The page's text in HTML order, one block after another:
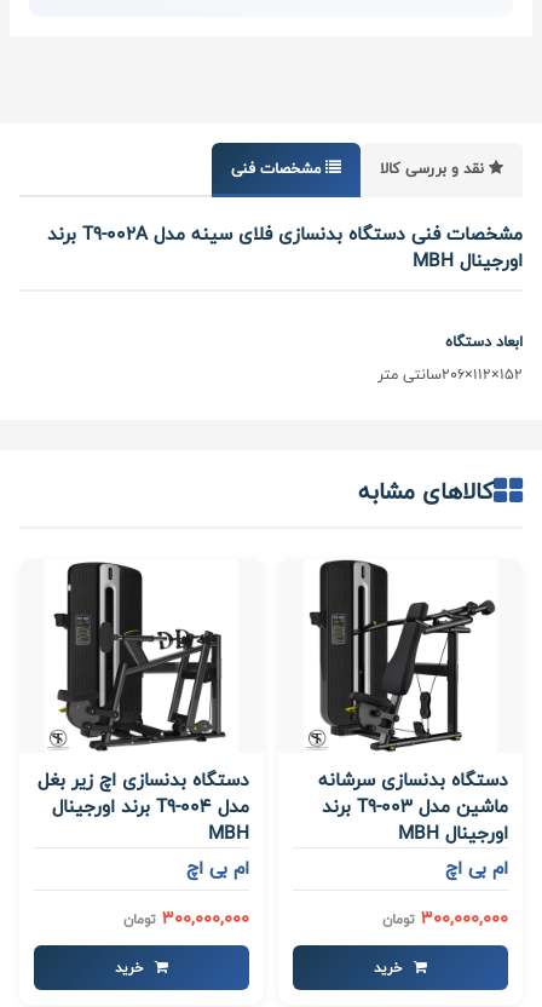
نقد و بررسی کالا مشخصات فنی
مشخصات فنی دستگاه بدنسازی فلای سینه مدل T9-002A برند
اورجینال MBH
ابعاد دستگاه
152×112×206سانتی متر
کالاهای مشابه
دستگاه بدنسازی سرشانه
ماشین مدل T9-003 برند
اورجینال MBH
ام بی اچ
300,000,000 تومان
خرید
دستگاه بدنسازی اچ زیر بغل
مدل T9-004 برند اورجینال
MBH
ام بی اچ
300,000,000 تومان
خرید